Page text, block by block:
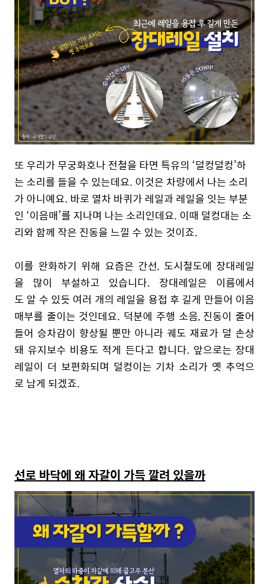
또 우리가 무궁화호나 전철을 타면 특유의 ‘덜컹덜컹’하
는 소리를 들을 수 있는데요. 이것은 차량에서 나는 소리
가 아니예요. 바로 열차 바퀴가 레일과 레일을 잇는 부분
인 ‘이음매’를 지나며 나는 소리인데요. 이때 덜컹대는 소
리와 함께 작은 진동을 느낄 수 있는 것이죠.
이를 완화하기 위해 요즘은 간선, 도시철도에 장대레일
을 많이 부설하고 있습니다. 장대레일은 이름에서
도 알 수 있듯 여러 개의 레일을 용접 후 길게 만들어 이음
매부를 줄이는 것인데요. 덕분에 주행 소음, 진동이 줄어
들어 승차감이 향상될 뿐만 아니라 궤도 재료가 덜 손상
돼 유지보수 비용도 적게 든다고 합니다. 앞으로는 장대
레일이 더 보편화되며 덜컹이는 기차 소리가 옛 추억으
로 남게 되겠죠.
선로 바닥에 왜 자갈이 가득 깔려 있을까